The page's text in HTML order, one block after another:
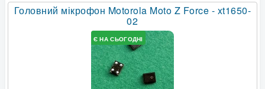
Головний мікрофон Motorola Moto Z Force - xt1650-
02
Є НА СЬОГОДНІ